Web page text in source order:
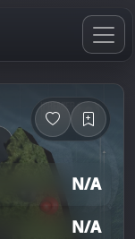
N/A
N/A